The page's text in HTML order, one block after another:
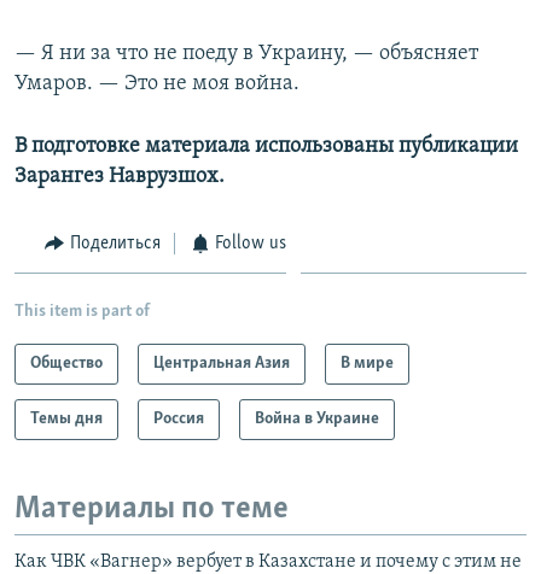
— Я ни за что не поеду в Украину, — объясняет
Умаров. — Это не моя война.
В подготовке материала использованы публикации
Зарангез Наврузшох.
Поделиться Follow us
This item is part of
Общество Центральная Азия В мире
Темы дня Россия Война в Украине
Материалы по теме
Как ЧВК «Вагнер» вербует в Казахстане и почему с этим не